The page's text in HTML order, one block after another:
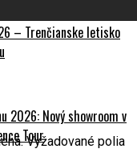
– Trenčianske letisko
2026: Nový showroom v
Tour
Vyžadované polia